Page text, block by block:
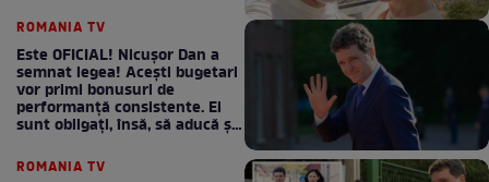
ROMANIA TV
Este OFICIAL! Nicușor Dan a
semnat legea! Acești bugetari
vor primi bonusuri de
performanță consistente. Ei
sunt obligați, însă, să aducă și
ROMANIA TV